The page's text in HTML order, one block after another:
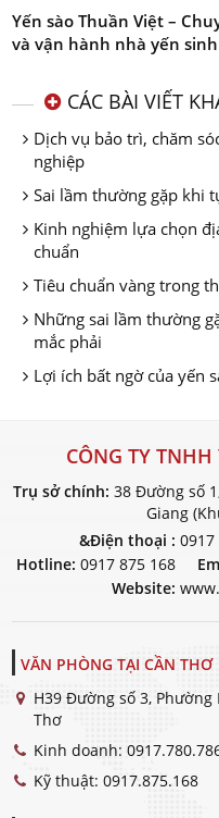
Yến sào Thuần Việt –
và vận hành nhà yến
CÁC BÀI VIẾT
Dịch vụ bảo trì, chăm
nghiệp
Sai lầm thường gặp khi
Kinh nghiệm lựa chọn
chuẩn
Tiêu chuẩn vàng trong
Những sai lầm thường
mắc phải
Lợi ích bất ngờ của yến
CÔNG TY
Trụ sở chính: 38 Đường số
Giang
&Điện thoại : 0917
Hotline: 0917 875 168
Website:
VĂN PHÒNG TẠI CẦN THƠ
H39 Đường số 3, Phường
Thơ
Kinh doanh:
Kỹ thuật:0917.875.168